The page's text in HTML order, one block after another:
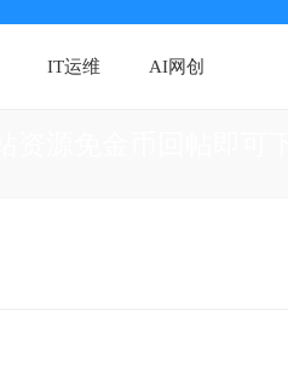
IT运维 AI网创